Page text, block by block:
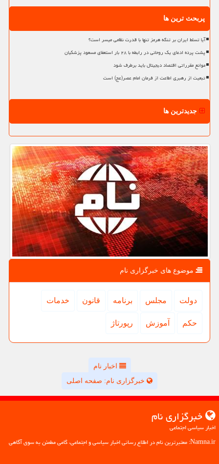
پربحث ترین ها
آیا تسلط ایران بر تنگه هرمز تنها با قدرت نظامی میسر است؟
پشت پرده ادعای یک روحانی در رابطه با ۲۸ بار استعفای مسعود پزشکیان
موانع مقرراتی اقتصاد دیجیتال باید برطرف شود
تبعیت از رهبری اطاعت از فرمان امام عصر(عج) است
جدیدترین ها
موضوع های خبرگزاری نام
دولت مجلس برنامه قانون خدمات
حكم آموزش رپورتاژ
اخبار نام
خبرگزاری نام: صفحه اصلی
خبرگزاری نام
اخبار سیاسی اجتماعی
Namna.ir: معتبرترین نام در اطلاع رسانی اخبار سیاسی و اجتماعی، گامی مطمئن به سوی آگاهی